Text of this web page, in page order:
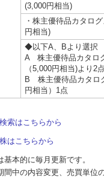
(3,000円相当)
・株主優待品カタロ
円相当)
◆以下A、Bより選択
A 株主優待品カタロ
（5,000円相当)より2
B 株主優待品カタロ
円相当）1点
索はこちらから
はこちらから
本的に毎月更新です。
間中の内容変更、売買単位